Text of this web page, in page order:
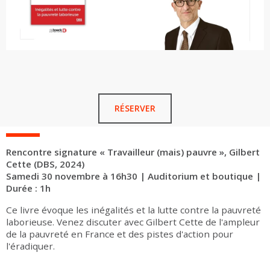
RÉSERVER
Rencontre signature « Travailleur (mais) pauvre », Gilbert
Cette (DBS, 2024)
Samedi 30 novembre à 16h30 | Auditorium et boutique |
Durée : 1h
Ce livre évoque les inégalités et la lutte contre la pauvreté
laborieuse. Venez discuter avec Gilbert Cette de l'ampleur
de la pauvreté en France et des pistes d'action pour
l'éradiquer.